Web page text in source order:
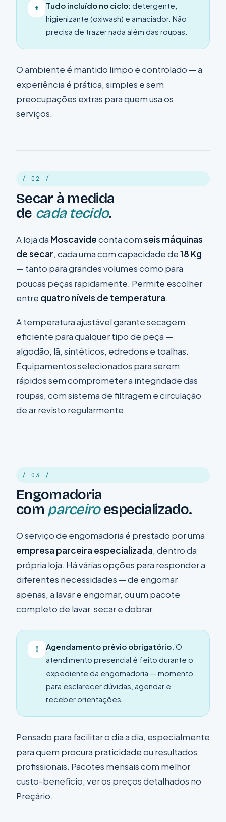
+ Tudo incluído no ciclo: detergente,
higienizante (oxiwash) e amaciador. Não
precisa de trazer nada além das roupas.
O ambiente é mantido limpo e controlado — a
experiência é prática, simples e sem
preocupações extras para quem usa os
serviços.
/ 02 /
Secar à medida
de cada tecido.
A loja da Moscavideconta comseis máquinas
de secar, cada uma com capacidade de18 Kg
— tanto para grandes volumes como para
poucas peças rapidamente. Permite escolher
entre quatro níveis de temperatura.
A temperatura ajustável garante secagem
eficiente para qualquer tipo de peça —
algodão, lã, sintéticos, edredons e toalhas.
Equipamentos selecionados para serem
rápidos sem comprometer a integridade das
roupas, com sistema de filtragem e circulação
de ar revisto regularmente.
/ 03 /
Engomadoria
com parceiroespecializado.
O serviço de engomadoria é prestado por uma
empresa parceira especializada, dentro da
própria loja. Há várias opções para responder a
diferentes necessidades — de engomar
apenas, a lavar e engomar, ou um pacote
completo de lavar, secar e dobrar.
! Agendamento prévio obrigatório. O
atendimento presencial é feito durante o
expediente da engomadoria — momento
para esclarecer dúvidas, agendar e
receber orientações.
Pensado para facilitar o dia a dia, especialmente
para quem procura praticidade ou resultados
profissionais. Pacotes mensais com melhor
custo-benefício; ver os preços detalhados no
Preçário.